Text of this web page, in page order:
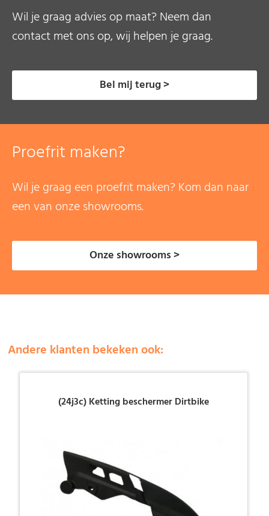
Wil je graag advies op maat? Neem dan
contact met ons op, wij helpen je graag.
Bel mij terug >
Proefrit maken?
Wil je graag een proefrit maken? Kom dan naar
een van onze showrooms.
Onze showrooms >
Andere klanten bekeken ook:
(24j3c) Ketting beschermer Dirtbike